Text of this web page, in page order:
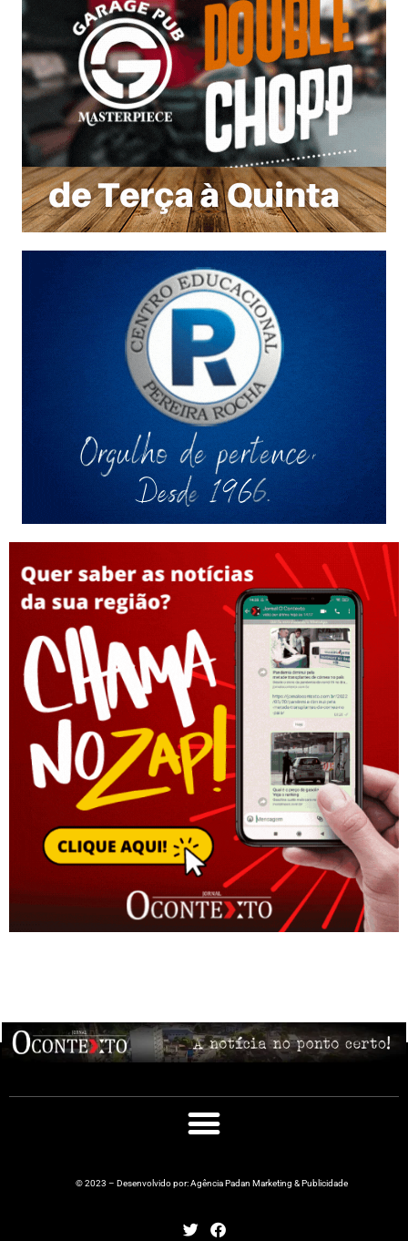
© 2023 – Desenvolvido por: Agência Padan Marketing & Publicidade